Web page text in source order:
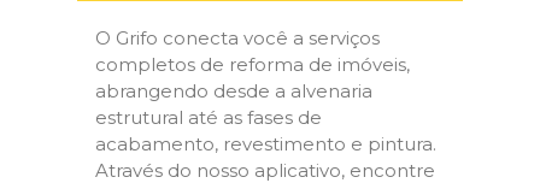
O Grifo conecta você a serviços
completos de reforma de imóveis,
abrangendo desde a alvenaria
estrutural até as fases de
acabamento, revestimento e pintura.
Através do nosso aplicativo, encontre